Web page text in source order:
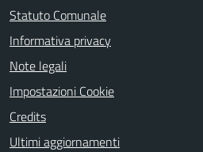
Statuto Comunale
Informativa privacy
Note legali
Impostazioni Cookie
Credits
Ultimi aggiornamenti